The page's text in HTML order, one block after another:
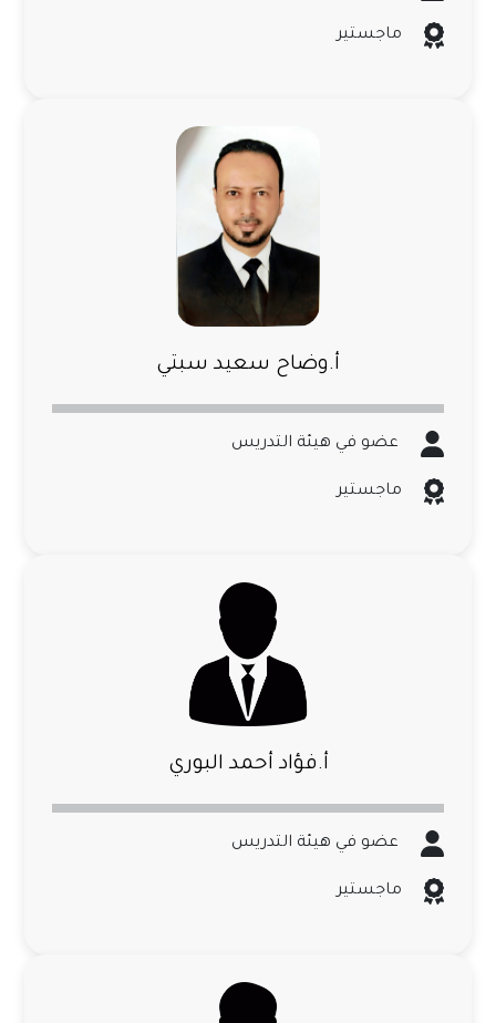
ماجستير
أ.وضاح سعيد سبتي
عضو في هيئة التدريس
ماجستير
أ.فؤاد أحمد البوري
عضو في هيئة التدريس
ماجستير